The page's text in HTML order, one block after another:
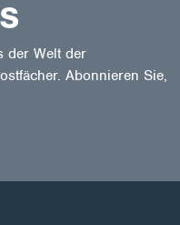
der Welt der
Abonnieren Sie,